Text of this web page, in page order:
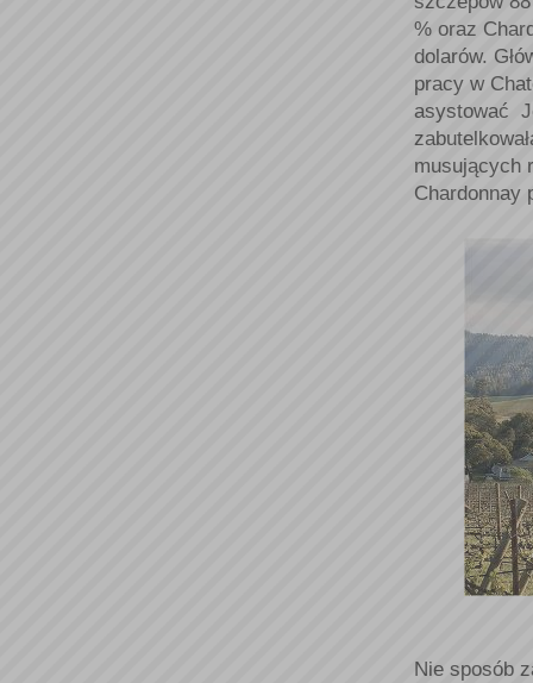
% oraz
dolarów.
pracy w
asystować
musujących
Chardonnay
Nie sposób